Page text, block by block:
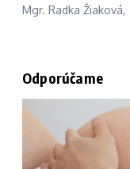
Mgr. Radka Žiaková,
Odporúčame